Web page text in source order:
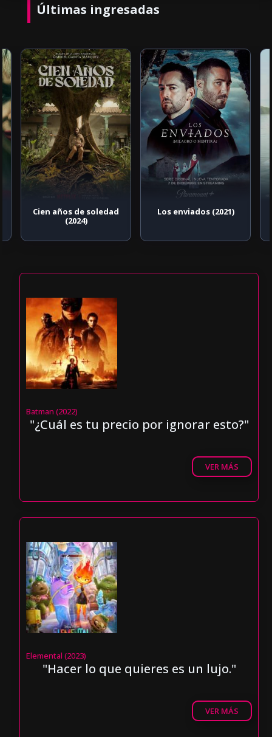
Últimas ingresadas
Cien años de soledad
(2024)
Los enviados (2021)
Batman (2022)
"¿Cuál es tu precio por ignorar esto?"
VER MÁS
Elemental (2023)
"Hacer lo que quieres es un lujo."
VER MÁS